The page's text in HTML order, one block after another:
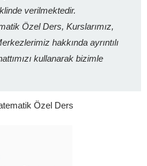
verilmektedir.
Özel Ders, Kurslarımız,
hakkında ayrıntılı
kullanarak bizimle